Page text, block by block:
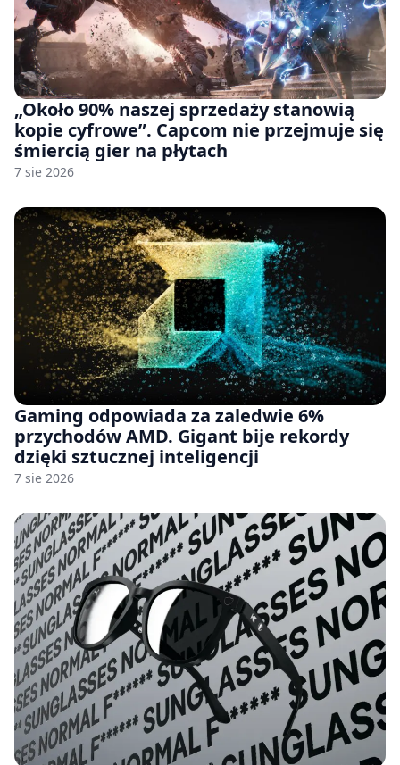
„Około 90% naszej sprzedaży stanowią
kopie cyfrowe”. Capcom nie przejmuje się
śmiercią gier na płytach
7 sie 2026
Gaming odpowiada za zaledwie 6%
przychodów AMD. Gigant bije rekordy
dzięki sztucznej inteligencji
7 sie 2026